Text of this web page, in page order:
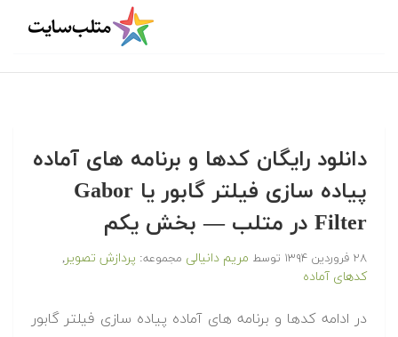
‫‫دانلود رایگان کدها و برنامه های آماده
پیاده سازی فیلتر گابور یا Gabor
Filter در متلب‬‬ — بخش یکم
۲۸ فروردین ۱۳۹۴ توسط مریم دانیالی مجموعه: پردازش تصویر,
کدهای آماده
‫در ادامه کدها و برنامه های آماده پیاده سازی فیلتر گابور